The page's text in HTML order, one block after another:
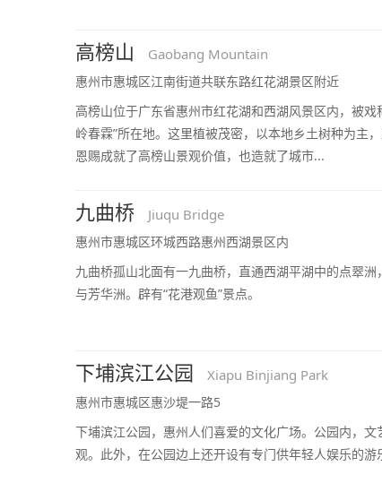
高榜山 Gaobang Mountain
惠州市惠城区江南街道共联东路红花湖景区附近
高榜山位于广东省惠州市红花湖和西湖风景区内，被
岭春霖”所在地。这里植被茂密，以本地乡土树种为主
恩赐成就了高榜山景观价值，也造就了城市...
九曲桥 Jiuqu Bridge
惠州市惠城区环城西路惠州西湖景区内
九曲桥孤山北面有一九曲桥，直通西湖平湖中的点翠
与芳华洲。辟有“花港观鱼”景点。
下埔滨江公园 Xiapu Binjiang Park
惠州市惠城区惠沙堤一路5
下埔滨江公园，惠州人们喜爱的文化广场。公园内，
观。此外，在公园边上还开设有专门供年轻人娱乐的游